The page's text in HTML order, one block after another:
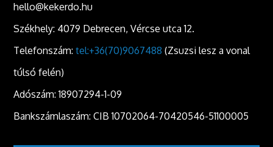
hello@kekerdo.hu
Székhely: 4079 Debrecen, Vércse utca 12.
Telefonszám:tel:+36(70)9067488 (Zsuzsi lesz a vonal
túlsó felén)
Adószám: 18907294-1-09
Bankszámlaszám: CIB 10702064-70420546-51100005